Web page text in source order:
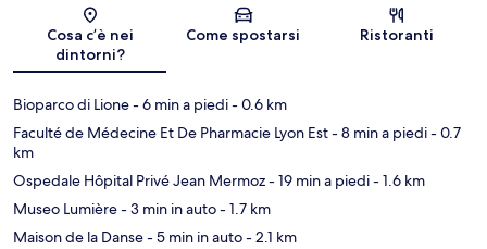
Mappa
Cosa c’è nei
dintorni?
Come spostarsi Ristoranti
Bioparco di Lione- 6 min a piedi- 0.6 km
Faculté de Médecine Et De Pharmacie Lyon Est- 8 min a piedi- 0.7
km
Ospedale Hôpital Privé Jean Mermoz- 19 min a piedi- 1.6 km
Museo Lumière- 3 min in auto- 1.7 km
Maison de la Danse- 5 min in auto- 2.1 km